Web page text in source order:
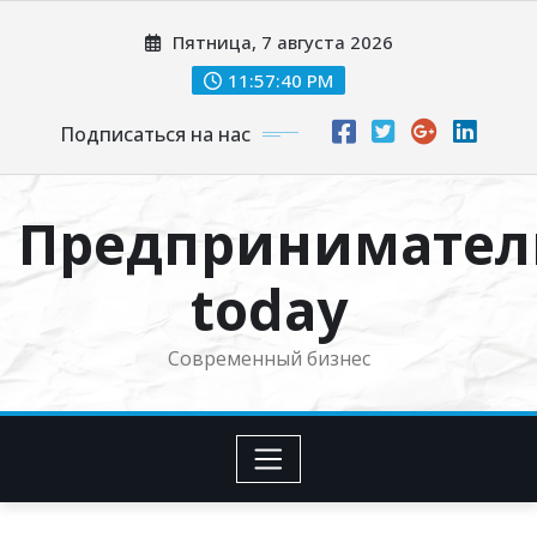
Пятница, 7 августа 2026
11:57:41 PM
Подписаться на нас
today
Современный бизнес